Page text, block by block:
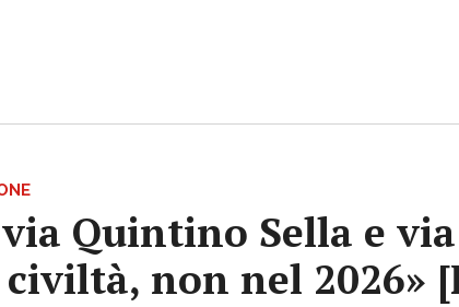
Quintino Sella e
non nel 2026»